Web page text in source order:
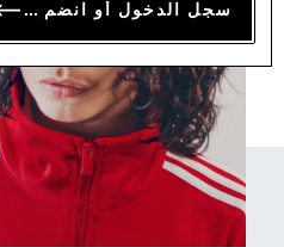
سجل الدخول أو انضم الآن